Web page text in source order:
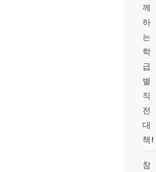
께
하
는
학
급
별
직
전
대
책!
참